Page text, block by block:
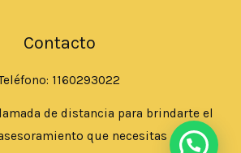
Contacto
1160293022
de distancia para brindarte el
que necesitas